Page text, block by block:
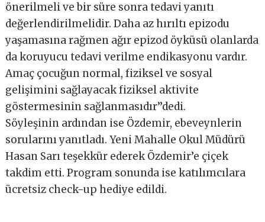
önerilmeli ve bir süre sonra tedavi yanıtı
değerlendirilmelidir. Daha az hırıltı epizodu
yaşamasına rağmen ağır epizod öyküsü olanlarda
da koruyucu tedavi verilme endikasyonu vardır.
Amaç çocuğun normal, fiziksel ve sosyal
gelişimini sağlayacak fiziksel aktivite
göstermesinin sağlanmasıdır’’dedi.
Söyleşinin ardından ise Özdemir, ebeveynlerin
sorularını yanıtladı. Yeni Mahalle Okul Müdürü
Hasan Sarı teşekkür ederek Özdemir’e çiçek
takdim etti. Program sonunda ise katılımcılara
ücretsiz check-up hediye edildi.